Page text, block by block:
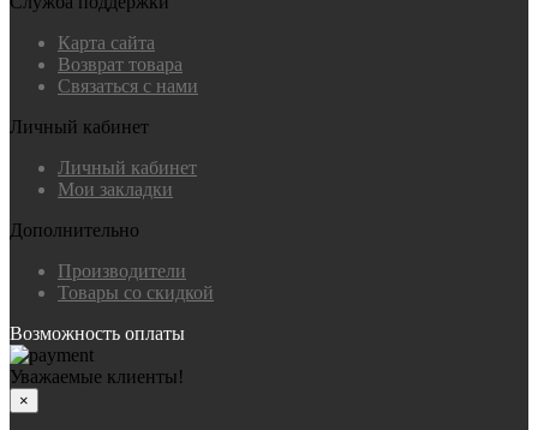
Карта сайта
Возврат товара
Связаться с нами
Личный кабинет
Личный кабинет
Мои закладки
Дополнительно
Производители
Товары со скидкой
Возможность оплаты
Уважаемые клиенты!
×